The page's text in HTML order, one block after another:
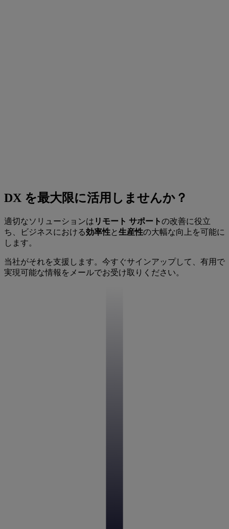
DX を最大限に活用しませんか？
適切なソリューションは リモート サポートの改善に役立
ち、ビジネスにおける効率性と 生産性の大幅な向上を可能に
します。
当社がそれを支援します。今すぐサインアップして、有用で
実現可能な情報をメールでお受け取りください。